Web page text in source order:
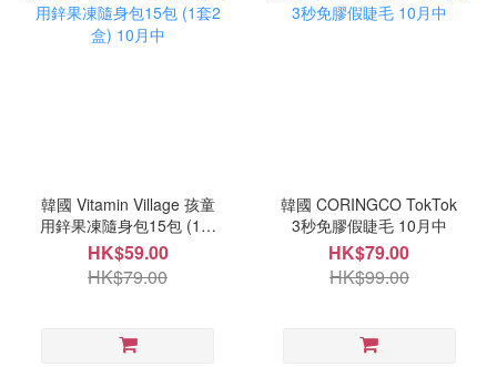
韓國 Vitamin Village 孩童
用鋅果凍隨身包15包 (1套
2盒) 10月中
HK$59.00
HK$79.00
韓國 CORINGCO TokTok
3秒免膠假睫毛 10月中
HK$79.00
HK$99.00